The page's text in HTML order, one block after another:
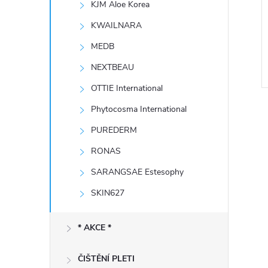
KJM Aloe Korea
KWAILNARA
MEDB
NEXTBEAU
OTTIE International
Phytocosma International
PUREDERM
RONAS
SARANGSAE Estesophy
SKIN627
* AKCE *
ČIŠTĚNÍ PLETI